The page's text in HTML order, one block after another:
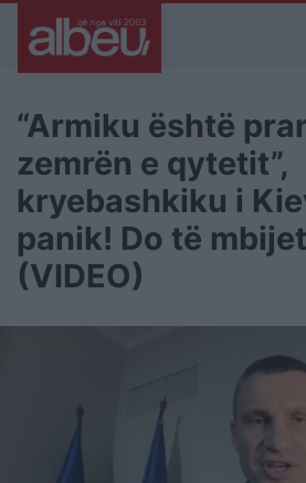
“Armiku është
zemrën e qytetit”,
kryebashkiku i
panik! Do të
(VIDEO)